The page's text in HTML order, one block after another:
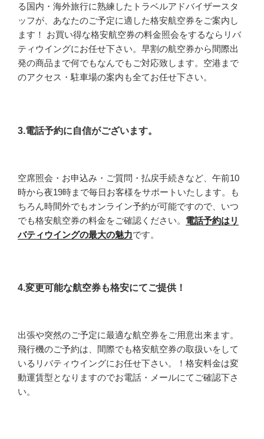
る国内・海外旅行に熟練したトラベルアドバイザースタ
ッフが、あなたのご予定に適した格安航空券をご案内し
ます！ お買い得な格安航空券の料金照会をするならリバ
ティウイングにお任せ下さい。早割の航空券から間際出
発の商品まで何でもなんでもご対応致します。空港まで
のアクセス・駐車場の案内も全てお任せ下さい。
3.電話予約に自信がございます。
空席照会・お申込み・ご質問・払戻手続きなど、午前10
時から夜19時まで毎日お客様をサポートいたします。も
ちろん時間外でもオンライン予約が可能ですので、いつ
でも格安航空券の料金をご確認ください。 電話予約はリ
バティウイングの最大の魅力です。
4.変更可能な航空券も格安にてご提供！
出張や突然のご予定に最適な航空券をご用意出来ます。
飛行機のご予約は、間際でも格安航空券の取扱いをして
いるリバティウイングにお任せ下さい。！格安料金は変
動運賃型となりますのでお電話・メールにてご確認下さ
い。